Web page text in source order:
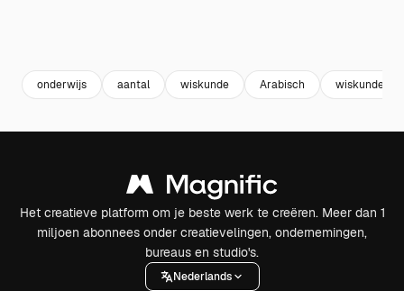
onderwijs aantal wiskunde Arabisch wiskunde
Het creatieve platform om je beste werk te creëren. Meer dan 1
miljoen abonnees onder creatievelingen, ondernemingen,
bureaus en studio's.
Nederlands